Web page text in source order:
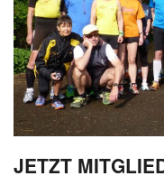
JETZT